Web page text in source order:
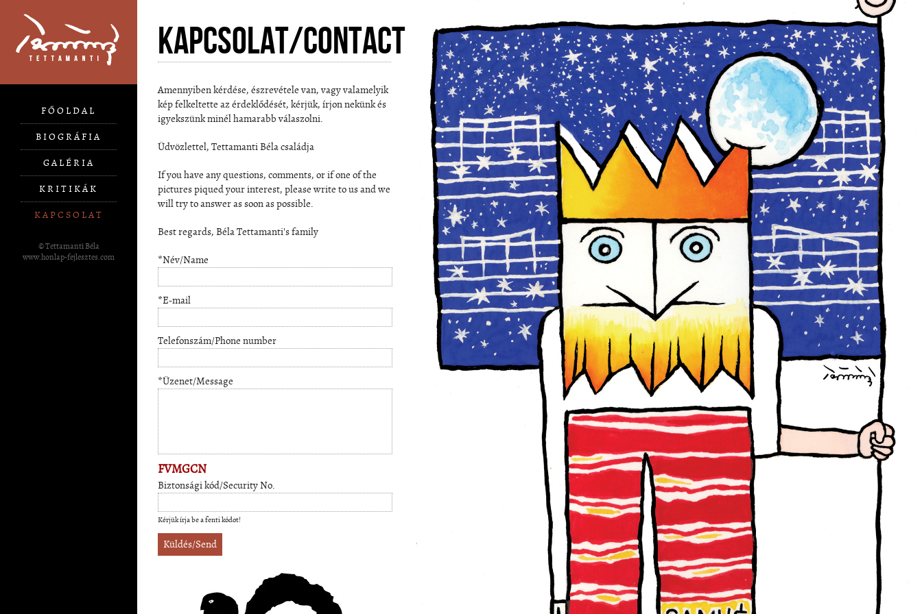
FŐOLDAL
BIOGRÁFIA
GALÉRIA
KRITIKÁK
KAPCSOLAT
© Tettamanti Béla
www.honlap-fejlesztes.com
Kapcsolat/Contact
Amennyiben kérdése, észrevétele van, vagy valamelyik
kép felkeltette az érdeklődését, kérjük, írjon nekünk és
igyekszünk minél hamarabb válaszolni.
Üdvözlettel, Tettamanti Béla családja
If you have any questions, comments, or if one of the
pictures piqued your interest, please write to us and we
will try to answer as soon as possible.
Best regards, Béla Tettamanti's family
*Név/Name
*E-mail
Telefonszám/Phone number
*Üzenet/Message
FVMGCN
Biztonsági kód/Security No.
Kérjük írja be a fenti kódot!